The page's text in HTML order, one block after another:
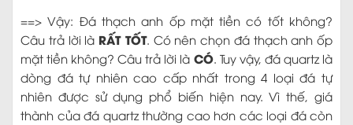
==> Vậy: Đá thạch anh ốp mặt tiền có tốt không?
Câu trả lời là RẤT TỐT. Có nên chọn đá thạch anh ốp
mặt tiền không? Câu trả lời là CÓ. Tuy vậy, đá quartz là
dòng đá tự nhiên cao cấp nhất trong 4 loại đá tự
nhiên được sử dụng phổ biến hiện nay. Vì thế, giá
thành của đá quartz thường cao hơn các loại đá còn